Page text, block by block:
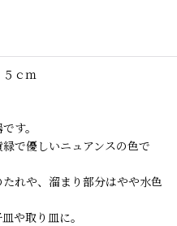
ｃｍ
す。
で優しいニュアンスの色で
れや、溜まり部分はやや水色
や取り皿に。